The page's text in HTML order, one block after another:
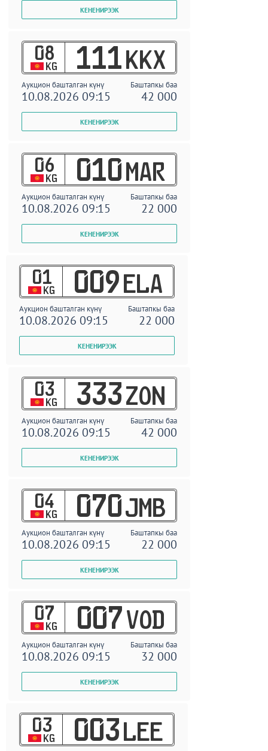
08
KG 111 KKX
Аукцион башталган күнү Баштапкы баа
10.08.2026 09:15 42 000
06
KG 010 MAR
Аукцион башталган күнү Баштапкы баа
10.08.2026 09:15 22 000
01
KG 009 ELA
Аукцион башталган күнү Баштапкы баа
10.08.2026 09:15 22 000
03
KG 333 ZON
Аукцион башталган күнү Баштапкы баа
10.08.2026 09:15 42 000
04
KG 070 JMB
Аукцион башталган күнү Баштапкы баа
10.08.2026 09:15 22 000
07
KG 007 VOD
Аукцион башталган күнү Баштапкы баа
10.08.2026 09:15 32 000
03
KG 003 LEE